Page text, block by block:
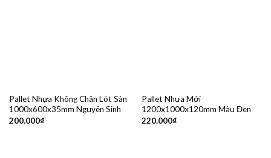
Pallet Nhựa Không Chân Lót Sàn
1000x600x35mm Nguyên Sinh
200.000₫
Pallet Nhựa Mới
1200x1000x120mm Màu Đen
220.000₫